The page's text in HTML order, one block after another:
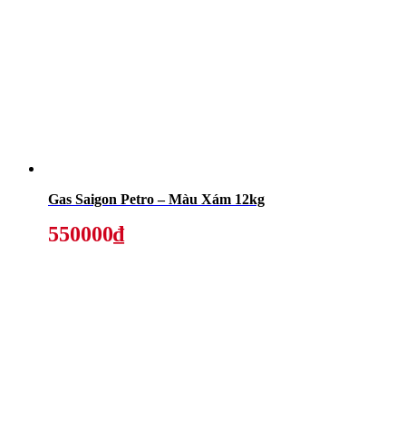
Gas Saigon Petro – Màu Xám 12kg
550000₫